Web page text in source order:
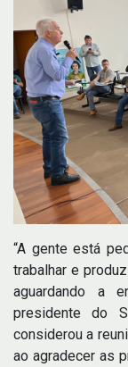
“A gente está
trabalhar e
aguardando a
presidente do
considerou a
ao agradecer as